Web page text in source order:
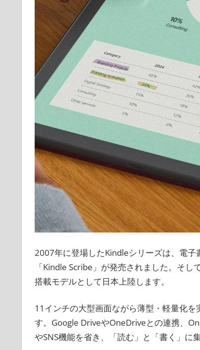
2007年に登場したKindleシリーズは、電
「Kindle Scribe」が発売されました。そ
搭載モデルとして日本上陸します。
11インチの大型画面ながら薄型・軽量化
す。Google DriveやOneDriveとの連携、
やSNS機能を省き、「読む」と「書く」に